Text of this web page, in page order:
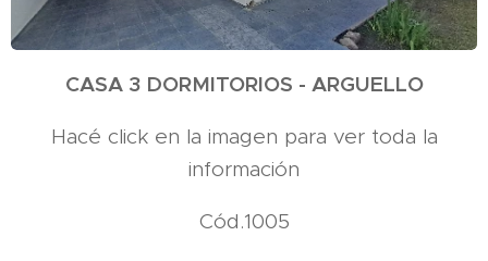
CASA 3 DORMITORIOS - ARGUELLO
Hacé click en la imagen para ver toda la
información
Cód.1005